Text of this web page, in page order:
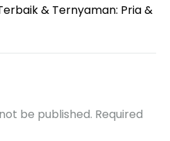
& Ternyaman: Pria &
be published. Required